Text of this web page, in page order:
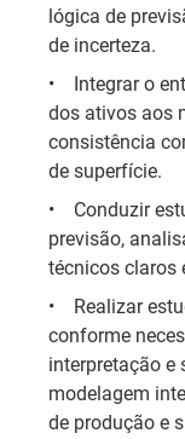
lógica de
de incerteza.
•
Integrar o
dos ativos aos
consistência
de superfície.
•
Conduzir
previsão,
técnicos claros
•
Realizar
conforme
interpretação e
modelagem
de produção e